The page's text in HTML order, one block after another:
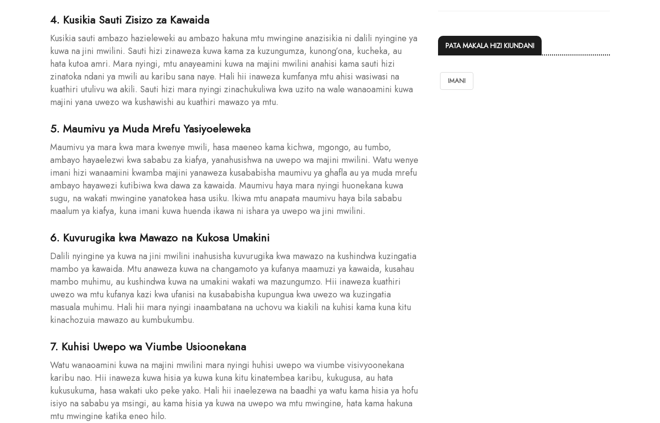
4. Kusikia Sauti Zisizo za Kawaida
Kusikia sauti ambazo hazieleweki au ambazo hakuna mtu mwingine anazisikia ni dalili nyingine ya
kuwa na jini mwilini. Sauti hizi zinaweza kuwa kama za kuzungumza, kunong’ona, kucheka, au
hata kutoa amri. Mara nyingi, mtu anayeamini kuwa na majini mwilini anahisi kama sauti hizi
zinatoka ndani ya mwili au karibu sana naye. Hali hii inaweza kumfanya mtu ahisi wasiwasi na
kuathiri utulivu wa akili. Sauti hizi mara nyingi zinachukuliwa kwa uzito na wale wanaoamini kuwa
majini yana uwezo wa kushawishi au kuathiri mawazo ya mtu.
5. Maumivu ya Muda Mrefu Yasiyoeleweka
Maumivu ya mara kwa mara kwenye mwili, hasa maeneo kama kichwa, mgongo, au tumbo,
ambayo hayaelezwi kwa sababu za kiafya, yanahusishwa na uwepo wa majini mwilini. Watu wenye
imani hizi wanaamini kwamba majini yanaweza kusababisha maumivu ya ghafla au ya muda mrefu
ambayo hayawezi kutibiwa kwa dawa za kawaida. Maumivu haya mara nyingi huonekana kuwa
sugu, na wakati mwingine yanatokea hasa usiku. Ikiwa mtu anapata maumivu haya bila sababu
maalum ya kiafya, kuna imani kuwa huenda ikawa ni ishara ya uwepo wa jini mwilini.
6. Kuvurugika kwa Mawazo na Kukosa Umakini
Dalili nyingine ya kuwa na jini mwilini inahusisha kuvurugika kwa mawazo na kushindwa kuzingatia
mambo ya kawaida. Mtu anaweza kuwa na changamoto ya kufanya maamuzi ya kawaida, kusahau
mambo muhimu, au kushindwa kuwa na umakini wakati wa mazungumzo. Hii inaweza kuathiri
uwezo wa mtu kufanya kazi kwa ufanisi na kusababisha kupungua kwa uwezo wa kuzingatia
masuala muhimu. Hali hii mara nyingi inaambatana na uchovu wa kiakili na kuhisi kama kuna kitu
kinachozuia mawazo au kumbukumbu.
7. Kuhisi Uwepo wa Viumbe Usioonekana
Watu wanaoamini kuwa na majini mwilini mara nyingi huhisi uwepo wa viumbe visivyoonekana
karibu nao. Hii inaweza kuwa hisia ya kuwa kuna kitu kinatembea karibu, kukugusa, au hata
kukusukuma, hasa wakati uko peke yako. Hali hii inaelezewa na baadhi ya watu kama hisia ya hofu
isiyo na sababu ya msingi, au kama hisia ya kuwa na uwepo wa mtu mwingine, hata kama hakuna
mtu mwingine katika eneo hilo.
PATA MAKALA HIZI KIUNDANI
IMANI